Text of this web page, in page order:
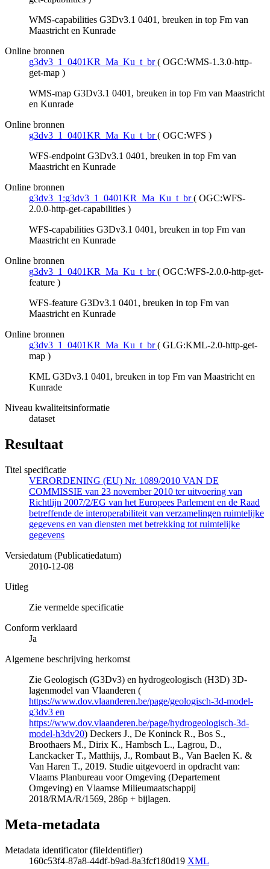
WMS-capabilities G3Dv3.1 0401, breuken in top Fm van
Maastricht en Kunrade
Online bronnen
g3dv3_1_0401KR_Ma_Ku_t_br ( OGC:WMS-1.3.0-http-
get-map )
WMS-map G3Dv3.1 0401, breuken in top Fm van Maastricht
en Kunrade
Online bronnen
g3dv3_1_0401KR_Ma_Ku_t_br ( OGC:WFS )
WFS-endpoint G3Dv3.1 0401, breuken in top Fm van
Maastricht en Kunrade
Online bronnen
g3dv3_1:g3dv3_1_0401KR_Ma_Ku_t_br ( OGC:WFS-
2.0.0-http-get-capabilities )
WFS-capabilities G3Dv3.1 0401, breuken in top Fm van
Maastricht en Kunrade
Online bronnen
g3dv3_1_0401KR_Ma_Ku_t_br ( OGC:WFS-2.0.0-http-get-
feature )
WFS-feature G3Dv3.1 0401, breuken in top Fm van
Maastricht en Kunrade
Online bronnen
g3dv3_1_0401KR_Ma_Ku_t_br ( GLG:KML-2.0-http-get-
map )
KML G3Dv3.1 0401, breuken in top Fm van Maastricht en
Kunrade
Niveau kwaliteitsinformatie
dataset
Resultaat
Titel specificatie
VERORDENING (EU) Nr. 1089/2010 VAN DE
COMMISSIE van 23 november 2010 ter uitvoering van
Richtlijn 2007/2/EG van het Europees Parlement en de Raad
betreffende de interoperabiliteit van verzamelingen ruimtelijke
gegevens en van diensten met betrekking tot ruimtelijke
gegevens
Versiedatum (Publicatiedatum)
2010-12-08
Uitleg
Zie vermelde specificatie
Conform verklaard
Ja
Algemene beschrijving herkomst
Zie Geologisch (G3Dv3) en hydrogeologisch (H3D) 3D-
lagenmodel van Vlaanderen (
https://www.dov.vlaanderen.be/page/geologisch-3d-model-
g3dv3 en
https://www.dov.vlaanderen.be/page/hydrogeologisch-3d-
model-h3dv20) Deckers J., De Koninck R., Bos S.,
Broothaers M., Dirix K., Hambsch L., Lagrou, D.,
Lanckacker T., Matthijs, J., Rombaut B., Van Baelen K. &
Van Haren T., 2019. Studie uitgevoerd in opdracht van:
Vlaams Planbureau voor Omgeving (Departement
Omgeving) en Vlaamse Milieumaatschappij
2018/RMA/R/1569, 286p + bijlagen.
Meta-metadata
Metadata identificator (fileIdentifier)
160c53f4-87a8-44df-b9ad-8a3fcf180d19 XML